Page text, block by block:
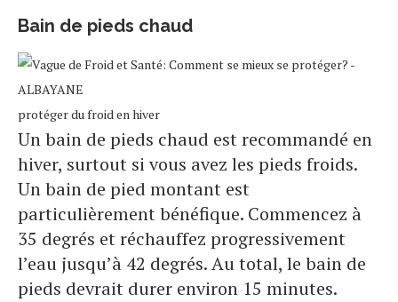
Bain de pieds chaud
protéger du froid en hiver
Un bain de pieds chaud est recommandé en
hiver, surtout si vous avez les pieds froids.
Un bain de pied montant est
particulièrement bénéfique. Commencez à
35 degrés et réchauffez progressivement
l’eau jusqu’à 42 degrés. Au total, le bain de
pieds devrait durer environ 15 minutes.